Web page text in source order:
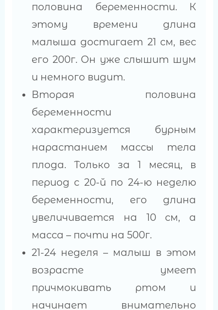
половина беременности. К
этому времени длина
малыша достигает 21 см, вес
его 200г. Он уже слышит шум
и немного видит.
Вторая половина
беременности
характеризуется бурным
нарастанием массы тела
плода. Только за 1 месяц, в
период с 20-й по 24-ю неделю
беременности, его длина
увеличивается на 10 см, а
масса – почти на 500г.
21-24 неделя – малыш в этом
возрасте умеет
причмокивать ртом и
начинает внимательно